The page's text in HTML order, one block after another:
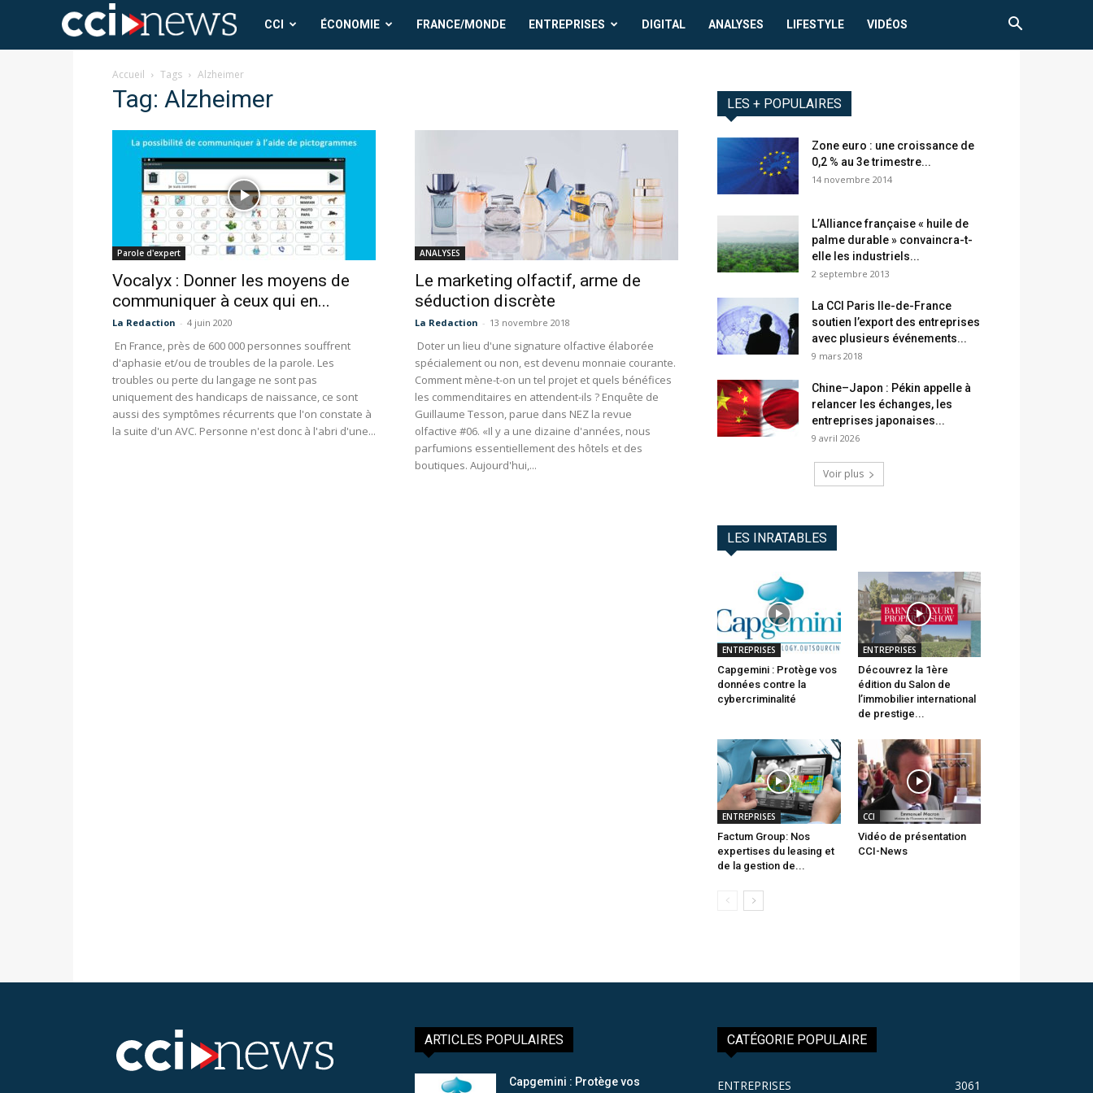
CCICCI ÉCONOMIE FRANCE/MONDE ENTREPRISES DIGITAL ANALYSES LIFESTYLE VIDÉOS
Accueil Tags Alzheimer
Tag: Alzheimer
Parole d'expert
Vocalyx : Donner les moyens de
communiquer à ceux qui en...
La Redaction - 4 juin 2020
En France, près de 600 000 personnes souffrent
d'aphasie et/ou de troubles de la parole. Les
troubles ou perte du langage ne sont pas
uniquement des handicaps de naissance, ce sont
aussi des symptômes récurrents que l'on constate à
la suite d'un AVC. Personne n'est donc à l'abri d'une...
ANALYSES
Le marketing olfactif, arme de
séduction discrète
La Redaction - 13 novembre 2018
Doter un lieu d'une signature olfactive élaborée
spécialement ou non, est devenu monnaie courante.
Comment mène-t-on un tel projet et quels bénéfices
les commenditaires en attendent-ils ? Enquête de
Guillaume Tesson, parue dans NEZ la revue
olfactive #06. «Il y a une dizaine d'années, nous
parfumions essentiellement des hôtels et des
boutiques. Aujourd'hui,...
LES + POPULAIRES
Zone euro : une croissance de
0,2 % au 3e trimestre...
14 novembre 2014
L’Alliance française « huile de
palme durable » convaincra-t-
elle les industriels...
2 septembre 2013
La CCI Paris Ile-de-France
soutien l’export des entreprises
avec plusieurs événements...
9 mars 2018
Chine–Japon : Pékin appelle à
relancer les échanges, les
entreprises japonaises...
9 avril 2026
Voir plus
LES INRATABLES
ENTREPRISES
Capgemini : Protège vos
données contre la
cybercriminalité
ENTREPRISES
Découvrez la 1ère
édition du Salon de
l’immobilier international
de prestige...
ENTREPRISES
Factum Group: Nos
expertises du leasing et
de la gestion de...
CCI
Vidéo de présentation
CCI-News
ARTICLES POPULAIRES
Capgemini : Protège vos
CATÉGORIE POPULAIRE
ENTREPRISES 3061